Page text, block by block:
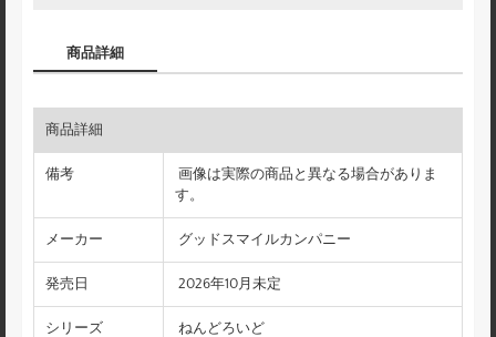
商品詳細
商品詳細
備考
画像は実際の商品と異なる場合がありま
す。
メーカー グッドスマイルカンパニー
発売日 2026年10月未定
シリーズ ねんどろいど